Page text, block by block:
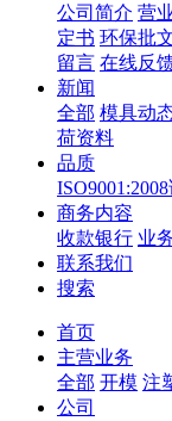
公司简介 营
定书 环保批
留言 在线反
新闻
全部 模具动
荷资料
品质
商务内容
收款银行 业
联系我们
搜索
首页
主营业务
全部 开模 注
公司